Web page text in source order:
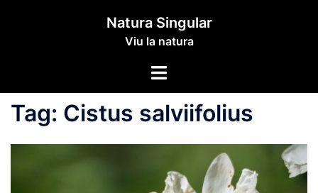
Natura Singular
Viu la natura
Toggle
Tag: Cistus salviifolius